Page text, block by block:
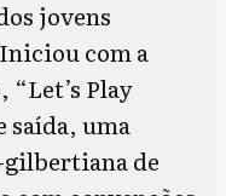
jovens
com a
Play
saída, uma
de